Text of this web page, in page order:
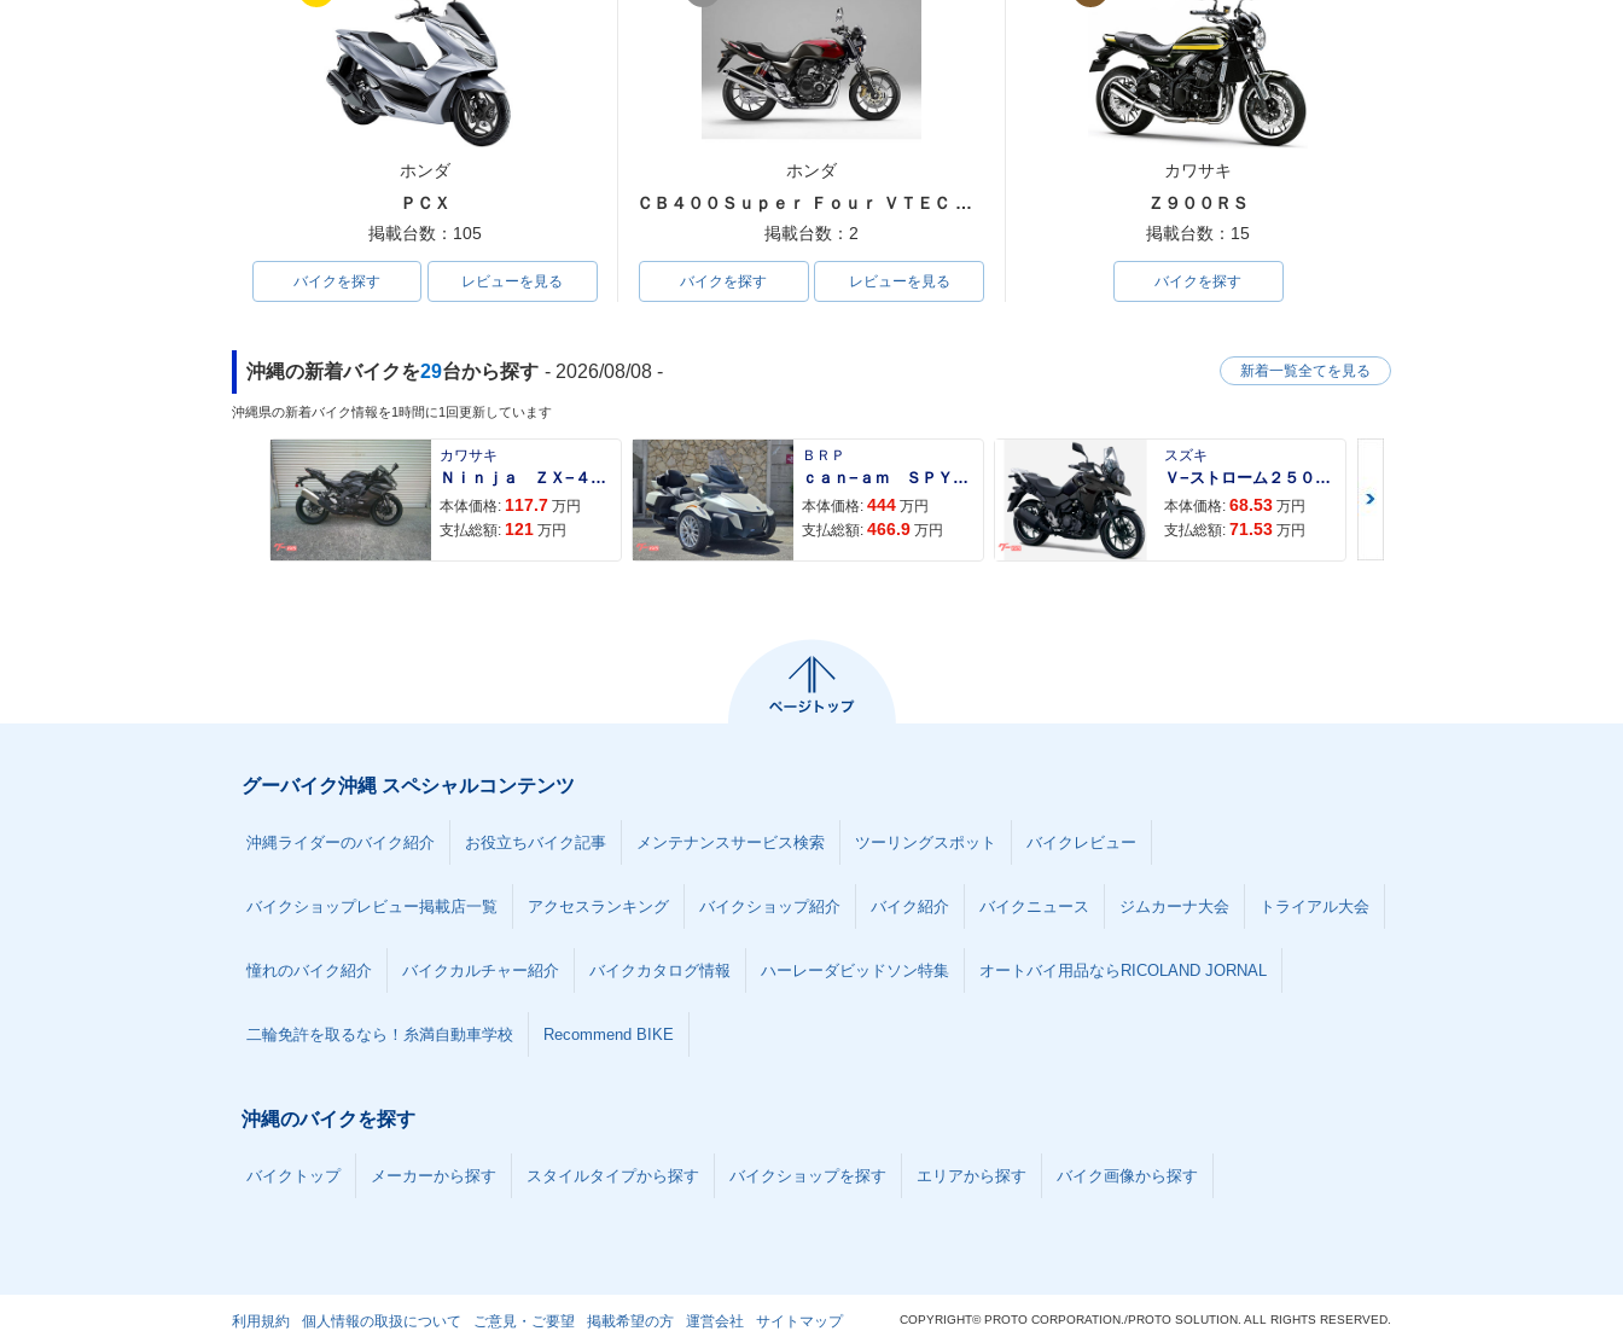
ホンダ
ＰＣＸ
掲載台数：105
バイクを探す レビューを見る
ホンダ
ＣＢ４００Ｓｕｐｅｒ Ｆｏｕｒ ＶＴＥＣ ＳＰＥＣ３
掲載台数：2
バイクを探す レビューを見る
カワサキ
Ｚ９００ＲＳ
掲載台数：15
バイクを探す
沖縄の新着バイクを29台から探す - 2026/08/08 -
沖縄県の新着バイク情報を1時間に1回更新しています
カワサキ
Ｎｉｎｊａ ＺＸ−４Ｒ ＳＥ
本体価格: 117.7 万円
支払総額: 121 万円
ＢＲＰ
ｃａｎ−ａｍ ＳＰＹＤＥＲ ＲＴ ＬＩＭＩＴＥＤ
本体価格: 444 万円
支払総額: 466.9 万円
スズキ
Ｖ−ストローム２５０ ２６年モデル 水冷２気筒エンジン ＬＥＤヘッドライト標準装備
本体価格: 68.53 万円
支払総額: 71.53 万円
新着一覧全てを見る
グーバイク沖縄 スペシャルコンテンツ
沖縄ライダーのバイク紹介 お役立ちバイク記事 メンテナンスサービス検索 ツーリングスポット バイクレビュー
バイクショップレビュー掲載店一覧 アクセスランキング バイクショップ紹介 バイク紹介 バイクニュース ジムカーナ大会 トライアル大会
憧れのバイク紹介 バイクカルチャー紹介 バイクカタログ情報 ハーレーダビッドソン特集 オートバイ用品ならRICOLAND JORNAL
二輪免許を取るなら！糸満自動車学校 Recommend BIKE
沖縄のバイクを探す
バイクトップ メーカーから探す スタイルタイプから探す バイクショップを探す エリアから探す バイク画像から探す
利用規約 個人情報の取扱について ご意見・ご要望 掲載希望の方 運営会社 サイトマップ COPYRIGHT© PROTO CORPORATION./PROTO SOLUTION. ALL RIGHTS RESERVED.